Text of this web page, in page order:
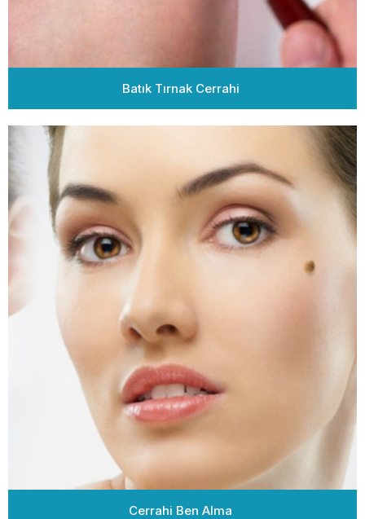
Batık Tırnak Cerrahi
Cerrahi Ben Alma